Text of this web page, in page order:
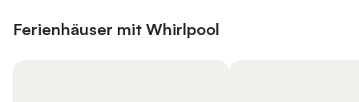
Ferienhäuser mit Whirlpool